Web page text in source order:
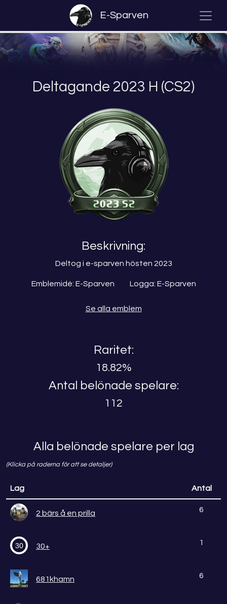
E-Sparven
Deltagande 2023 H (CS2)
Beskrivning:
Deltog i e-sparven hösten 2023
Emblemidé: E-Sparven Logga: E-Sparven
Se alla emblem
Raritet:
18.82%
Antal belönade spelare:
112
Alla belönade spelare per lag
(Klicka på raderna för att se detaljer)
Lag Antal
2 bärs å en prilla 6
30 30+ 1
681khamn 6